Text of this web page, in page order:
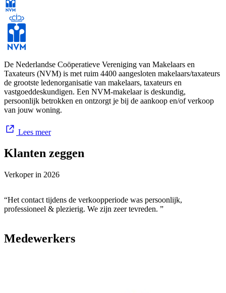
De Nederlandse Coöperatieve Vereniging van Makelaars en
Taxateurs (NVM) is met ruim 4400 aangesloten makelaars/taxateurs
de grootste ledenorganisatie van makelaars, taxateurs en
vastgoeddeskundigen. Een NVM-makelaar is deskundig,
persoonlijk betrokken en ontzorgt je bij de aankoop en/of verkoop
van jouw woning.
Lees meer
Klanten zeggen
Verkoper in 2026
“Het contact tijdens de verkoopperiode was persoonlijk,
professioneel & plezierig. We zijn zeer tevreden. ”
Medewerkers